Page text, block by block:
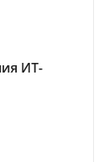
ИТ-